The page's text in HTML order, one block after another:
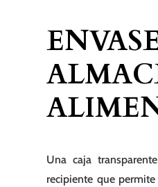
Una caja
recipiente que